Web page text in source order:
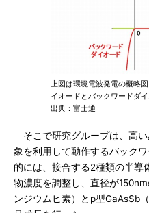
上図は環境電波発電の概略
イオードとバックワードダ
出典：富士通
そこで研究グループは、高
象を利用して動作するバック
的には、接合する2種類の半導
物濃度を調整し、直径が
ンジウムヒ素）とp型GaAsSb